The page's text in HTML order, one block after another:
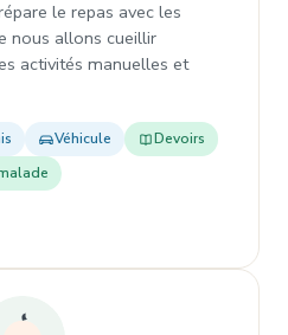
le repas avec les
nous allons cueillir
activités manuelles et
Véhicule
Devoirs